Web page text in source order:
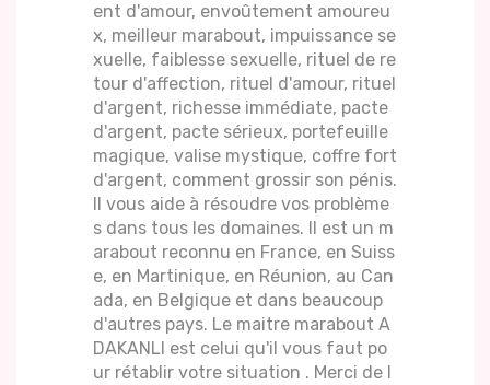
ent d'amour, envoûtement amoureu
x, meilleur marabout, impuissance se
xuelle, faiblesse sexuelle, rituel de re
tour d'affection, rituel d'amour, rituel
d'argent, richesse immédiate, pacte
d'argent, pacte sérieux, portefeuille
magique, valise mystique, coffre fort
d'argent, comment grossir son pénis.
Il vous aide à résoudre vos problème
s dans tous les domaines. Il est un m
arabout reconnu en France, en Suiss
e, en Martinique, en Réunion, au Can
ada, en Belgique et dans beaucoup
d'autres pays. Le maitre marabout A
DAKANLI est celui qu'il vous faut po
ur rétablir votre situation . Merci de l